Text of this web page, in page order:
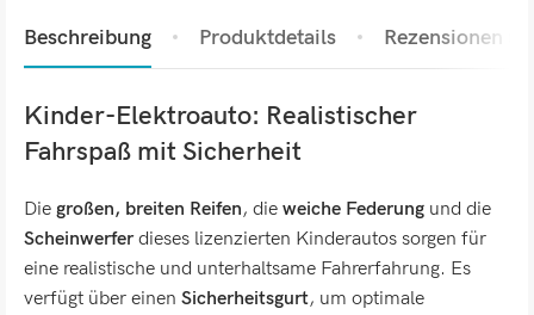
Beschreibung Produktdetails Rezensionen (0)
Kinder-Elektroauto: Realistischer
Fahrspaß mit Sicherheit
Die großen, breiten Reifen, die weiche Federung und die
Scheinwerferdieses lizenzierten Kinderautos sorgen für
eine realistische und unterhaltsame Fahrerfahrung. Es
verfügt über einen Sicherheitsgurt, um optimale